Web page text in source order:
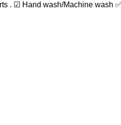
. ☑ Hand wash/Machine wash